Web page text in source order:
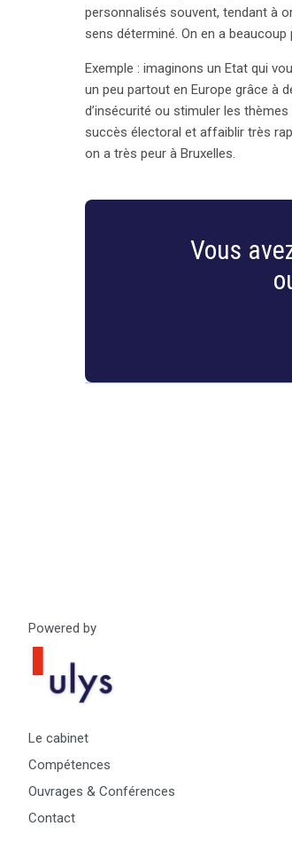
personnalisés souvent, tendant à
sens déterminé. On en a beaucoup
Exemple : imaginons un Etat qui
un peu partout en Europe grâce à
d’insécurité ou stimuler les
succès électoral et affaiblir très
on a très peur à Bruxelles.
Vous
Powered by
Le cabinet
Compétences
Ouvrages & Conférences
Contact